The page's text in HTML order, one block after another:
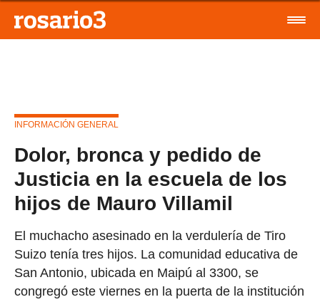
INFORMACIÓN GENERAL
Dolor, bronca y pedido de
Justicia en la escuela de los
hijos de Mauro Villamil
El muchacho asesinado en la verdulería de Tiro
Suizo tenía tres hijos. La comunidad educativa de
San Antonio, ubicada en Maipú al 3300, se
congregó este viernes en la puerta de la institución